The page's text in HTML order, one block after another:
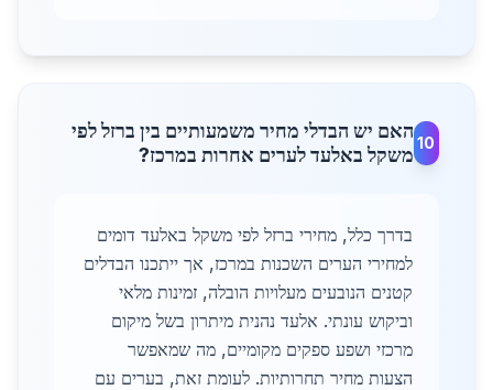
10
האם יש הבדלי מחיר משמעותיים בין ברזל לפי
משקל באלעד לערים אחרות במרכז?
בדרך כלל, מחירי ברזל לפי משקל באלעד דומים
למחירי הערים השכנות במרכז, אך ייתכנו הבדלים
קטנים הנובעים מעלויות הובלה, זמינות מלאי
וביקוש עונתי. אלעד נהנית מיתרון בשל מיקום
מרכזי ושפע ספקים מקומיים, מה שמאפשר
הצעות מחיר תחרותיות. לעומת זאת, בערים עם